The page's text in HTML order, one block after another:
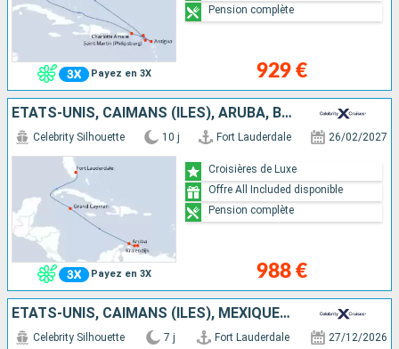
Payez en 3X 929 €
Pension complète
ÉTATS-UNIS, CAÏMANS (ÎLES), ARUBA, BONAIRE
Payez en 3X
Celebrity Silhouette 10 j Fort Lauderdale 26/02/2027
988 €
Croisières de Luxe
Offre All Included disponible
Pension complète
ÉTATS-UNIS, CAÏMANS (ÎLES), MEXIQUE, BAHAMAS
Celebrity Silhouette 7 j Fort Lauderdale 27/12/2026